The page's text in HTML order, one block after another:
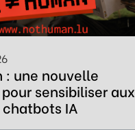
: une nouvelle
sensibiliser aux
IA